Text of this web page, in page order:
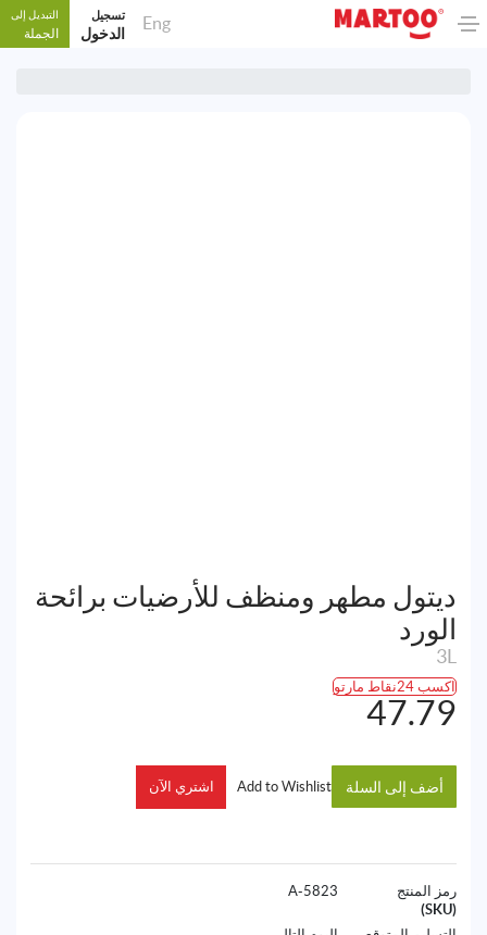
Eng تسجيل
الدخول
التبديل إلى
الجملة
ديتول مطهر ومنظف للأرضيات برائحة
الورد
3L
اكسب 24نقاط مارتو
47.79
أضف إلى السلة Add to Wishlist اشتري الآن
رمز المنتج
(SKU)
5823-A